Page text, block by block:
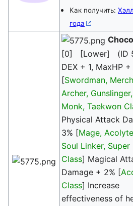
Как получить:
года
[0] [Lower] (ID
DEX + 1, MaxHP
[Swordman,
Archer,
Monk, Taekwon
Physical Attack
3% [Mage,
Soul Linker,
Class] Magical
Damage + 2% [
Class] Increase
effectiveness of